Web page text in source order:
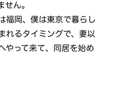
せん。
福岡、僕は東京で暮らし
れるタイミングで、妻以
やって来て、同居を始め